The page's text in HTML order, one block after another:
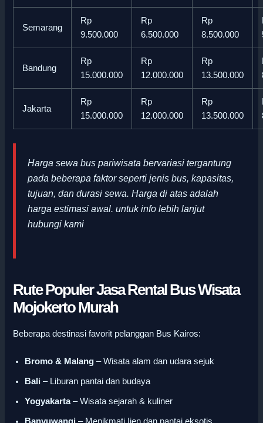
Semarang
Rp
9.500.000
Rp
6.500.000
Rp
8.500.000
Bandung
Rp
15.000.000
Rp
12.000.000
Rp
13.500.000
Jakarta
Rp
15.000.000
Rp
12.000.000
Rp
13.500.000
Harga sewa bus pariwisata bervariasi tergantung
pada beberapa faktor seperti jenis bus, kapasitas,
tujuan, dan durasi sewa. Harga di atas adalah
harga estimasi awal.untuk info lebih lanjut
hubungi kami
Rute Populer Jasa Rental Bus Wisata
Mojokerto Murah
Beberapa destinasi favorit pelanggan Bus Kairos:
Bromo & Malang – Wisata alam dan udara sejuk
Bali – Liburan pantai dan budaya
Yogyakarta– Wisata sejarah & kuliner